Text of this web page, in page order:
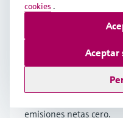
La base de la
industrial
La era de la
descubra cómo el
emisiones netas cero.
cookies .
Aceptar